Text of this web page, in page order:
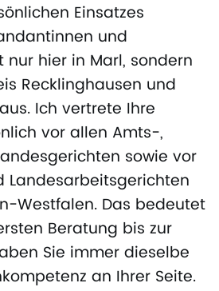
Einsatzes
und
hier in Marl, sondern
Recklinghausen und
Ich vertrete Ihre
vor allen Amts-,
sowie vor
Westfalen. Das bedeutet
Beratung bis zur
Sie immer dieselbe
an Ihrer Seite.